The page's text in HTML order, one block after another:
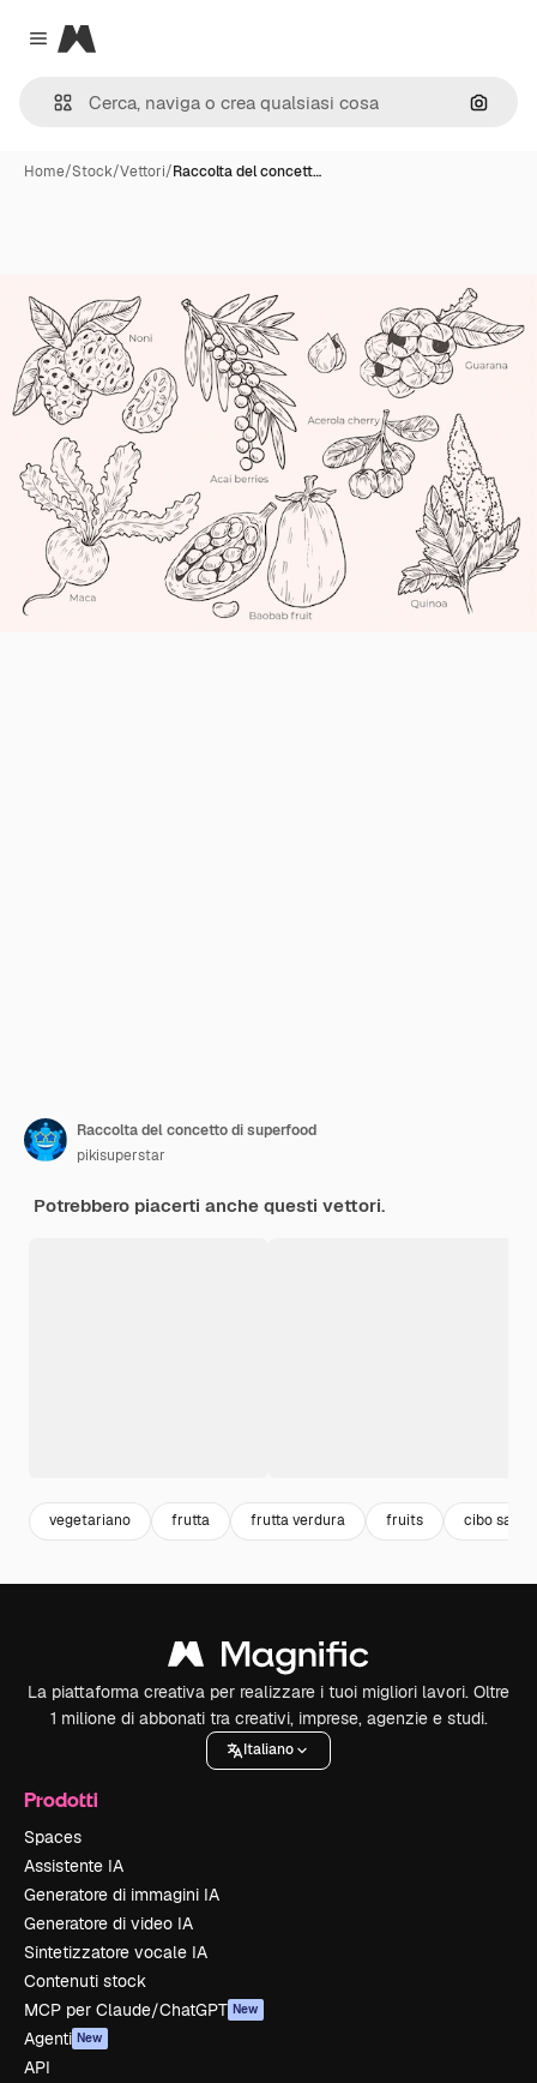
Close menu
Magnific
Cerca
Home/Stock/Vettori/Raccolta del concett…
Raccolta del concetto di superfood
pikisuperstar
Potrebbero piacerti anche questi vettori.
vegetariano frutta frutta verdura fruits cibo sano
La piattaforma creativa per realizzare i tuoi migliori lavori. Oltre
1 milione di abbonati tra creativi, imprese, agenzie e studi.
Italiano
Prodotti
Spaces
Assistente IA
Generatore di immagini IA
Generatore di video IA
Sintetizzatore vocale IA
Contenuti stock
MCP per Claude/ChatGPT New
Agenti New
API